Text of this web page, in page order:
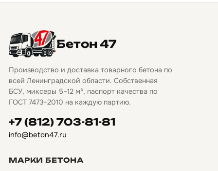
Бетон 47
Производство и доставка товарного бетона по
всей Ленинградской области. Собственная
БСУ, миксеры 5–12 м³, паспорт качества по
ГОСТ 7473-2010 на каждую партию.
+7 (812) 703-81-81
info@beton47.ru
МАРКИ БЕТОНА